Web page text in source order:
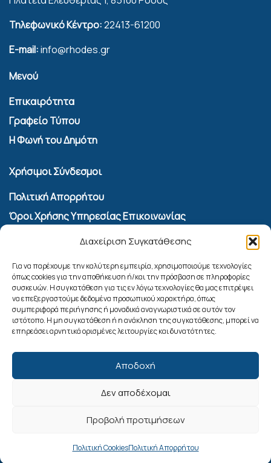
Διαχείριση Συγκατάθεσης
Για να παρέχουμε την καλύτερη εμπειρία, χρησιμοποιούμε τεχνολογίες
όπως cookies για την αποθήκευση ή/και την πρόσβαση σε πληροφορίες
συσκευών. Η συγκατάθεση για τις εν λόγω τεχνολογίες θα μας επιτρέψει
να επεξεργαστούμε δεδομένα προσωπικού χαρακτήρα, όπως
συμπεριφορά περιήγησης ή μοναδικά αναγνωριστικά σε αυτόν τον
ιστότοπο. Η μη συγκατάθεση ή η ανάκληση της συγκατάθεσης, μπορεί να
επηρεάσει αρνητικά ορισμένες λειτουργίες και δυνατότητες.
Αποδοχή
Δεν αποδέχομαι
Προβολή προτιμήσεων
Πολιτική CookiesΠολιτική Απορρήτου
Τηλεφωνικό Κέντρο:22413-61200
E-mail:info@rhodes.gr
Μενού
Επικαιρότητα
Γραφείο Τύπου
Η Φωνή του Δημότη
Χρήσιμοι Σύνδεσμοι
Πολιτική Απορρήτου
Όροι Χρήσης Υπηρεσίας Επικοινωνίας
Πολιτική Cookies (ΕΕ)
Αναζήτηση
© 2025. Δήμος Ρόδου. All Rights Reserved.